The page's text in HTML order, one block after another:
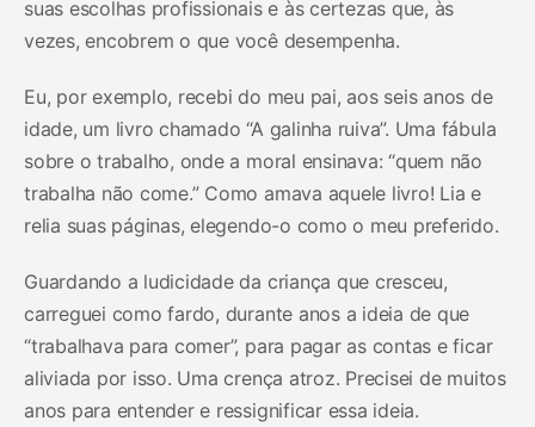
suas escolhas profissionais e às certezas que, às
vezes, encobrem o que você desempenha.
Eu, por exemplo, recebi do meu pai, aos seis anos de
idade, um livro chamado “A galinha ruiva”. Uma fábula
sobre o trabalho, onde a moral ensinava: “quem não
trabalha não come.” Como amava aquele livro! Lia e
relia suas páginas, elegendo-o como o meu preferido.
Guardando a ludicidade da criança que cresceu,
carreguei como fardo, durante anos a ideia de que
“trabalhava para comer”, para pagar as contas e ficar
aliviada por isso. Uma crença atroz. Precisei de muitos
anos para entender e ressignificar essa ideia.